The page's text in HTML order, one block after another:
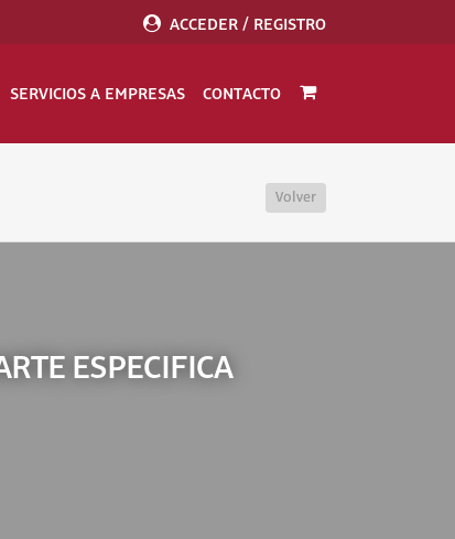
ACCEDER / REGISTRO
SERVICIOS A EMPRESAS CONTACTO
Volver
ESPECIFICA